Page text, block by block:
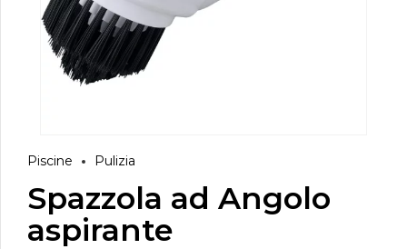
Piscine Pulizia
Spazzola ad Angolo
aspirante